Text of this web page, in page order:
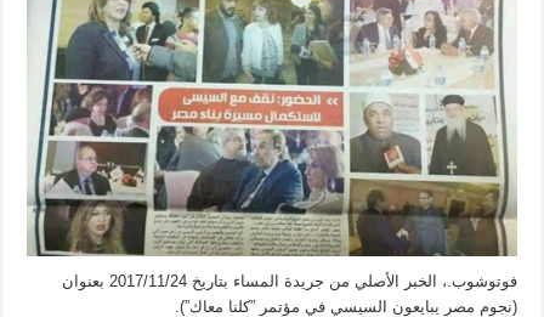
فوتوشوب.، الخبر الأصلي من جريدة المساء بتاريخ 2017/11/24 بعنوان
(نجوم مصر يبايعون السيسي في مؤتمر ”كلنا معاك”).